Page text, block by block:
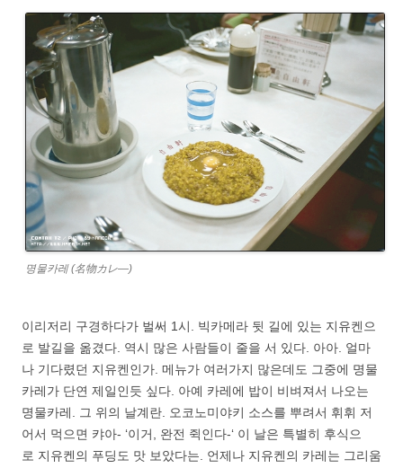
명물카레 (名物カレ―)
이리저리 구경하다가 벌써 1시. 빅카메라 뒷 길에 있는 지유켄으
로 발길을 옮겼다. 역시 많은 사람들이 줄을 서 있다. 아아. 얼마
나 기다렸던 지유켄인가. 메뉴가 여러가지 많은데도 그중에 명물
카레가 단연 제일인듯 싶다. 아예 카레에 밥이 비벼져서 나오는
명물카레. 그 위의 날계란. 오코노미야키 소스를 뿌려서 휘휘 저
어서 먹으면 캬아- ‘이거, 완전 쥑인다-‘ 이 날은 특별히 후식으
로 지유켄의 푸딩도 맛 보았다는. 언제나 지유켄의 카레는 그리움